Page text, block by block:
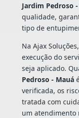
Jardim Pedroso
qualidade,
tipo de
Na Ajax
execução do
seja aplicado.
Pedroso - Mauá
verificada, os
tratada com
um atendimento